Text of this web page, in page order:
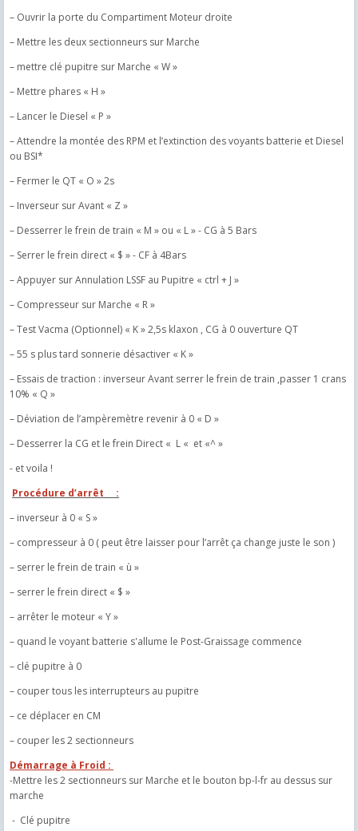
– Ouvrir la porte du Compartiment Moteur droite
– Mettre les deux sectionneurs sur Marche
– mettre clé pupitre sur Marche « W »
– Mettre phares « H »
– Lancer le Diesel « P »
– Attendre la montée des RPM et l’extinction des voyants batterie et Diesel
ou BSI*
– Fermer le QT « O » 2s
– Inverseur sur Avant « Z »
– Desserrer le frein de train « M » ou « L » - CG à 5 Bars
– Serrer le frein direct « $ » - CF à 4Bars
– Appuyer sur Annulation LSSF au Pupitre « ctrl + J »
– Compresseur sur Marche « R »
– Test Vacma (Optionnel) « K » 2,5s klaxon , CG à 0 ouverture QT
– 55 s plus tard sonnerie désactiver « K »
– Essais de traction : inverseur Avant serrer le frein de train ,passer 1 crans
10% « Q »
– Déviation de l’ampèremètre revenir à 0 « D »
– Desserrer la CG et le frein Direct « L « et «^ »
- et voila !
Procédure d’arrêt :
– inverseur à 0 « S »
– compresseur à 0 ( peut être laisser pour l’arrêt ça change juste le son )
– serrer le frein de train « ù »
– serrer le frein direct « $ »
– arrêter le moteur « Y »
– quand le voyant batterie s'allume le Post-Graissage commence
– clé pupitre à 0
– couper tous les interrupteurs au pupitre
– ce déplacer en CM
– couper les 2 sectionneurs
Démarrage à Froid :
-Mettre les 2 sectionneurs sur Marche et le bouton bp-l-fr au dessus sur
marche
- Clé pupitre